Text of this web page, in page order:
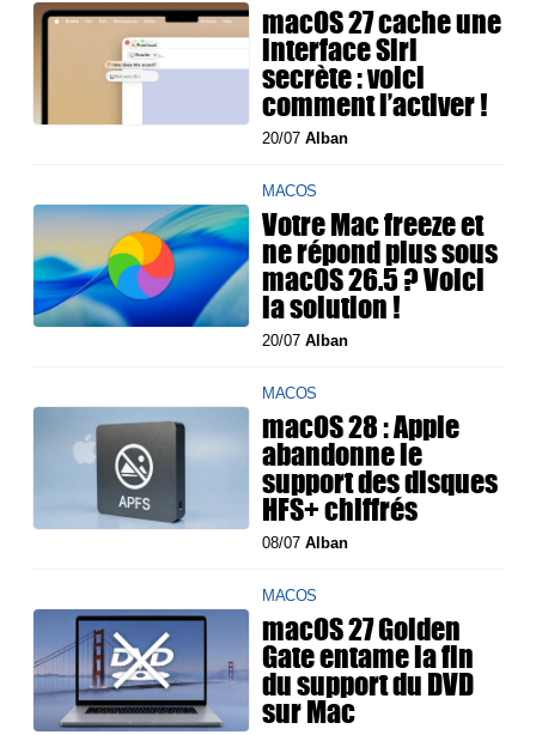
macOS 27 cache une
interface Siri
secrète : voici
comment l’activer !
20/07Alban
MACOS
Votre Mac freeze et
ne répond plus sous
macOS 26.5 ? Voici
la solution !
20/07Alban
MACOS
macOS 28 : Apple
abandonne le
support des disques
HFS+ chiffrés
08/07Alban
MACOS
macOS 27 Golden
Gate entame la fin
du support du DVD
sur Mac